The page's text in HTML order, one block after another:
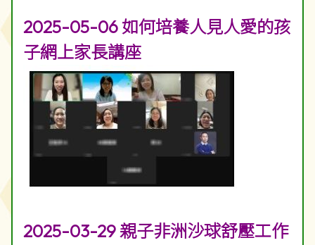
2025-05-06 如何培養人見人愛的孩
子網上家長講座
2025-03-29 親子非洲沙球舒壓工作